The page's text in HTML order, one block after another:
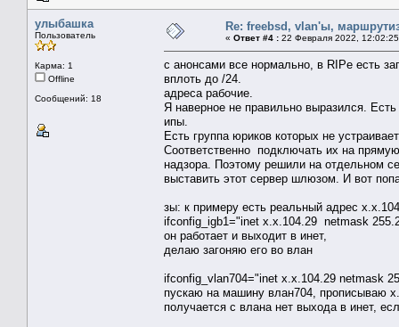
улыбашка
Пользователь
Карма: 1
Offline
Сообщений: 18
Re: freebsd, vlan'ы,
« Ответ #4 : 22 Февраля 2022,
с анонсами все нормально, в RIPe есть
вплоть до /24.
адреса рабочие.
Я наверное не правильно выразился.
ипы.
Есть группа юриков которых не
Соответственно подключать их на
надзора. Поэтому решили на отдельном
выставить этот сервер шлюзом. И вот
зы: к примеру есть реальный адрес
ifconfig_igb1="inet x.x.104.29 netmask
он работает и выходит в инет,
делаю загоняю его во влан
ifconfig_vlan704="inet x.x.104.29 netmask
пускаю на машину влан704, прописываю
получается с влана нет выхода в инет,